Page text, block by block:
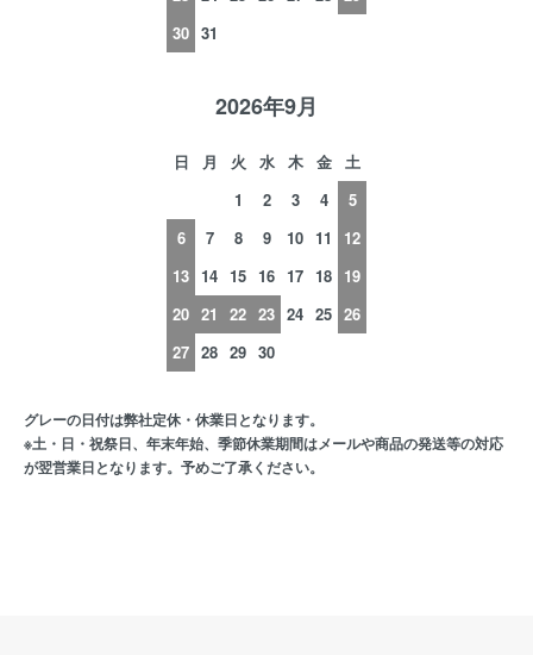
30 31
2026年9月
日 月 火 水 木 金
土
1
2 3 4
5
6
7 8 9 10 11
12
13 14 15 16 17 18 19
20 21 22 23 24 25 26
27 28 29 30
グレーの日付は弊社定休・休業日となります。
※土・日・祝祭日、年末年始、季節休業期間はメールや商品の発送等の対応
が翌営業日となります。予めご了承ください。